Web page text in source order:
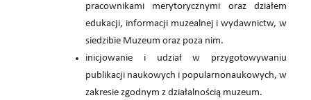
pracownikami merytorycznymi oraz działem
edukacji, informacji muzealnej i wydawnictw, w
siedzibie Muzeum oraz poza nim.
inicjowanie i udział w przygotowywaniu
publikacji naukowych i popularnonaukowych, w
zakresie zgodnym z działalnością muzeum.